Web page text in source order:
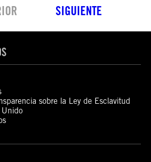
SIGUIENTE
sobre la Ley de Esclavitud
Unido